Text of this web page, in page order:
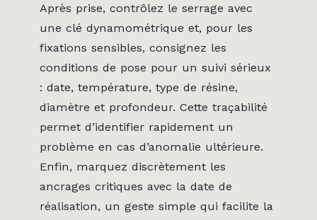
Après prise, contrôlez le serrage avec
une clé dynamométrique et, pour les
fixations sensibles, consignez les
conditions de pose pour un suivi sérieux
: date, température, type de résine,
diamètre et profondeur. Cette traçabilité
permet d’identifier rapidement un
problème en cas d’anomalie ultérieure.
Enfin, marquez discrètement les
ancrages critiques avec la date de
réalisation, un geste simple qui facilite la